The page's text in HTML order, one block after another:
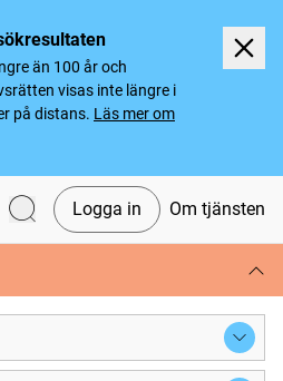
än 100 år och
visas inte längre i
på distans. Läs mer om
Logga in Om tjänsten